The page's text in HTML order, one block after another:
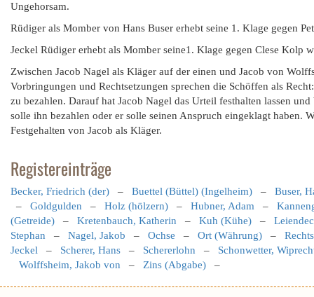
Ungehorsam.
Rüdiger als Momber von Hans Buser erhebt seine 1. Klage gegen
Jeckel Rüdiger erhebt als Momber seine1. Klage gegen Clese Kolp
Zwischen Jacob Nagel als Kläger auf der einen und Jacob von
Vorbringungen und Rechtsetzungen sprechen die Schöffen als
zu bezahlen. Darauf hat Jacob Nagel das Urteil festhalten lassen
solle ihn bezahlen oder er solle seinen Anspruch eingeklagt haben.
Festgehalten von Jacob als Kläger.
Registereinträge
Becker, Friedrich (der) – Buettel (Büttel) (Ingelheim) – Buser,
– Goldgulden – Holz (hölzern) – Hubner, Adam –
(Getreide) – Kretenbauch, Katherin – Kuh (Kühe) –
Stephan – Nagel, Jakob – Ochse – Ort (Währung) –
Jeckel – Scherer, Hans – Schererlohn – Schonwetter,
Wolffsheim, Jakob von – Zins (Abgabe) –